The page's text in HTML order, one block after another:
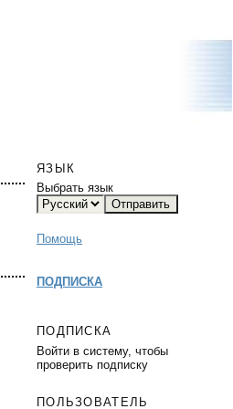
ЯЗЫК
Выбрать язык
Помощь
ПОДПИСКА
ПОДПИСКА
Войти в систему, чтобы
проверить подписку
ПОЛЬЗОВАТЕЛЬ